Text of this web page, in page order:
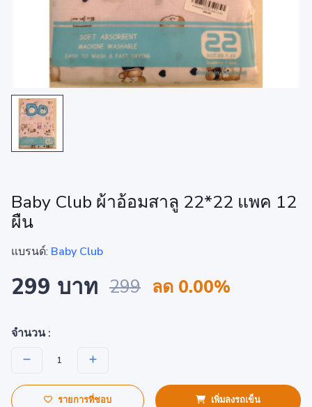
Baby Club ผ้าอ้อมสาลู 22*22 แพค 12
ผืน
แบรนด์: Baby Club
299 บาท 299 ลด 0.00%
จำนวน :
รายการที่ชอบ เพิ่มลงรถเข็น